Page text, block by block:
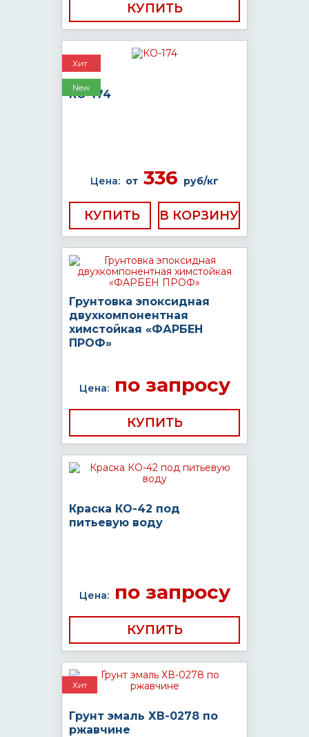
КУПИТЬ
Хит
New
КО-174
Цена: от 336 руб/кг
КУПИТЬ
Грунтовка эпоксидная
двухкомпонентная
химстойкая «ФАРБЕН
ПРОФ»
Цена:по запросу
КУПИТЬ
Краска КО-42 под
питьевую воду
Цена:по запросу
КУПИТЬ
Хит
Грунт эмаль ХВ-0278 по
ржавчине